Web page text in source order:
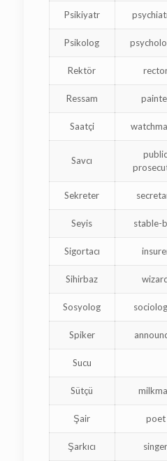
Psikiyatr
Psikolog
Rektör
Ressam
Saatçi
Savcı
public
Sekreter
Seyis stable-
Sigortacı
Sihirbaz
Sosyolog
Spiker
Sucu
Sütçü
Şair poet
Şarkıcı singer